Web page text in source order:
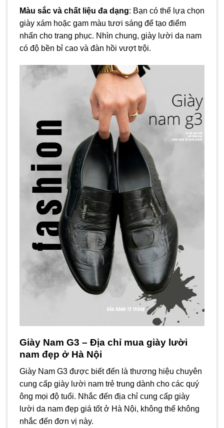
Màu sắc và chất liệu đa dạng: Bạn có thể lựa chọn
giày xám hoặc gam màu tươi sáng để tạo điểm
nhấn cho trang phục. Nhìn chung, giày lười da nam
có độ bền bỉ cao và đàn hồi vượt trội.
Giày Nam G3 – Địa chỉ mua giày lười
nam đẹp ở Hà Nội
Giày Nam G3 được biết đến là thương hiệu chuyên
cung cấp giày lười nam trẻ trung dành cho các quý
ông mọi độ tuổi. Nhắc đến địa chỉ cung cấp giày
lười da nam đẹp giá tốt ở Hà Nội, không thể không
nhắc đến đơn vị này.